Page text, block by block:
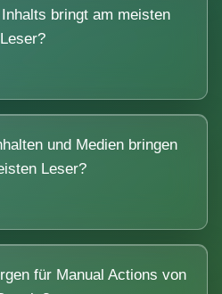
bringt am meisten
Leser?
und Medien bringen
Leser?
für Manual Actions von